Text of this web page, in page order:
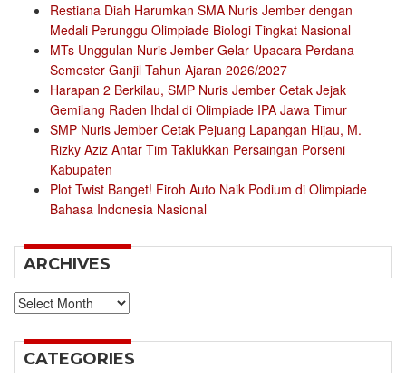
Restiana Diah Harumkan SMA Nuris Jember dengan
Medali Perunggu Olimpiade Biologi Tingkat Nasional
MTs Unggulan Nuris Jember Gelar Upacara Perdana
Semester Ganjil Tahun Ajaran 2026/2027
Harapan 2 Berkilau, SMP Nuris Jember Cetak Jejak
Gemilang Raden Ihdal di Olimpiade IPA Jawa Timur
SMP Nuris Jember Cetak Pejuang Lapangan Hijau, M.
Rizky Aziz Antar Tim Taklukkan Persaingan Porseni
Kabupaten
Plot Twist Banget! Firoh Auto Naik Podium di Olimpiade
Bahasa Indonesia Nasional
ARCHIVES
Archives
CATEGORIES